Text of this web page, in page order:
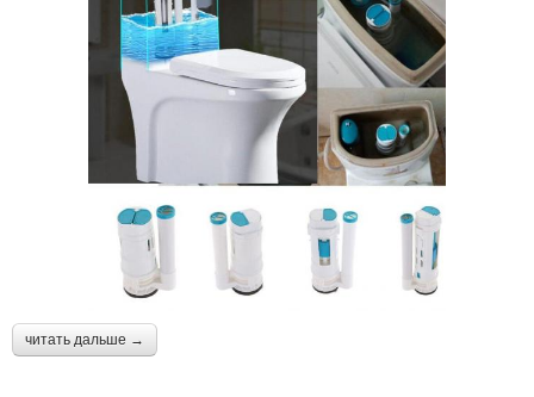
читать дальше →